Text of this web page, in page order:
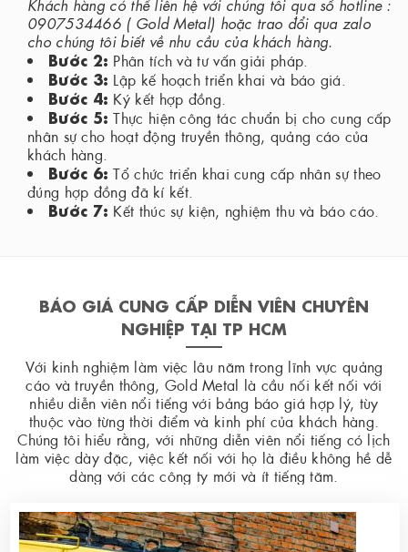
Khách hàng có thể liên hệ với chúng tôi qua số hotline :
0907534466 ( Gold Metal) hoặc trao đổi qua zalo
cho chúng tôi biết về nhu cầu của khách hàng.
Bước 2: Phân tích và tư vấn giải pháp.
Bước 3: Lập kế hoạch triển khai và báo giá.
Bước 4: Ký kết hợp đồng.
Bước 5: Thực hiện công tác chuẩn bị cho cung cấp
nhân sự cho hoạt động truyền thông, quảng cáo của
khách hàng.
Bước 6: Tổ chức triển khai cung cấp nhân sự theo
đúng hợp đồng đã kí kết.
Bước 7: Kết thúc sự kiện, nghiệm thu và báo cáo.
BÁO GIÁ CUNG CẤP DIỄN VIÊN CHUYÊN
NGHIỆP TẠI TP HCM
Với kinh nghiệm làm việc lâu năm trong lĩnh vực quảng
cáo và truyền thông, Gold Metal là cầu nối kết nối với
nhiều diễn viên nổi tiếng với bảng báo giá hợp lý, tùy
thuộc vào từng thời điểm và kinh phí của khách hàng.
Chúng tôi hiểu rằng, với những diễn viên nổi tiếng có lịch
làm việc dày đặc, việc kết nối với họ là điều không hề dễ
dàng với các công ty mới và ít tiếng tăm.